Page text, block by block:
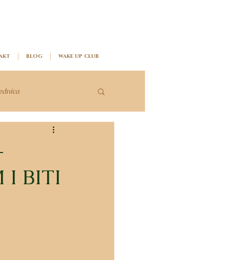
BLOG WAKE UP CLUB
I BITI